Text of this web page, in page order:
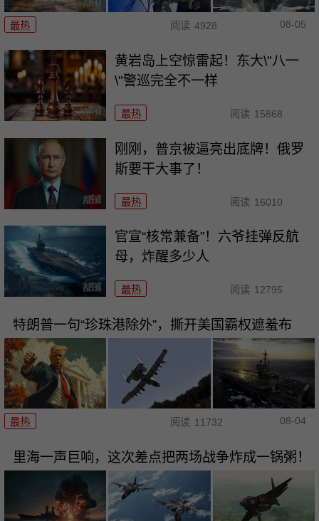
最热 阅读 4928 08-05
黄岩岛上空惊雷起！东大\"八一
\"警巡完全不一样
最热 阅读 15868
刚刚，普京被逼亮出底牌！俄罗
斯要干大事了！
最热 阅读 16010
官宣“核常兼备”！六爷挂弹反航
母，炸醒多少人
最热 阅读 12795
特朗普一句“珍珠港除外”，撕开美国霸权遮羞布
最热 阅读 11732 08-04
里海一声巨响，这次差点把两场战争炸成一锅粥！